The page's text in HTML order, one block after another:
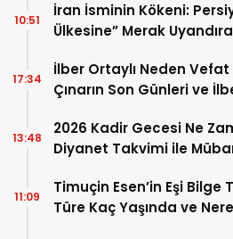
İran İsminin Kökeni:
Ülkesine” Merak
10:51
İlber Ortaylı Neden
Çınarın Son Günleri ve
17:34
2026 Kadir Gecesi Ne
Diyanet Takvimi ile
13:48
Timuçin Esen’in Eşi Bilge
Türe Kaç Yaşında ve
11:09